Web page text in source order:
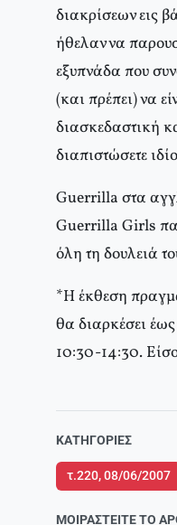
διακρίσεων εις
ήθελαν να
εξυπνάδα που
(και πρέπει) να
διασκεδαστική
διαπιστώσετε
Guerrilla στα
Guerrilla Girls
όλη τη δουλειά
*H έκθεση
θα διαρκέσει
10:30-14:30.
ΚΑΤΗΓΟΡΊΕΣ
τ.220, 08/06/2007
ΜΟΙΡΑΣΤΕΊΤΕ ΤΟ